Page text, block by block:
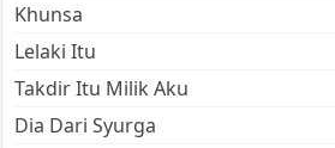
Khunsa
Lelaki Itu
Takdir Itu Milik Aku
Dia Dari Syurga